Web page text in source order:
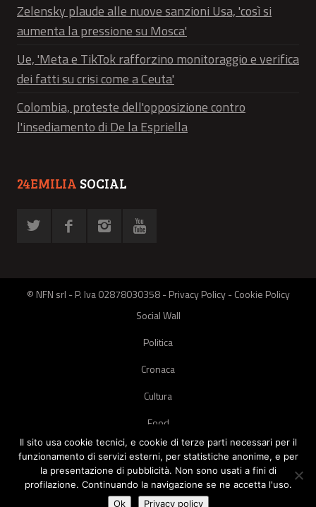
Zelensky plaude alle nuove sanzioni Usa, 'così si
aumenta la pressione su Mosca'
Ue, 'Meta e TikTok rafforzino monitoraggio e verifica
dei fatti su crisi come a Ceuta'
Colombia, proteste dell'opposizione contro
l'insediamento di De la Espriella
24EMILIA SOCIAL
© NFN srl - P. Iva 02878030358 -Privacy Policy-Cookie Policy
Social Wall
Politica
Cronaca
Cultura
Food
Green
Pets
Street Style
Il sito usa cookie tecnici, e cookie di terze parti necessari per il
funzionamento di servizi esterni, per statistiche anonime, e per
la presentazione di pubblicità. Non sono usati a fini di
profilazione. Continuando la navigazione se ne accetta l'uso.
Ok
Privacy policy